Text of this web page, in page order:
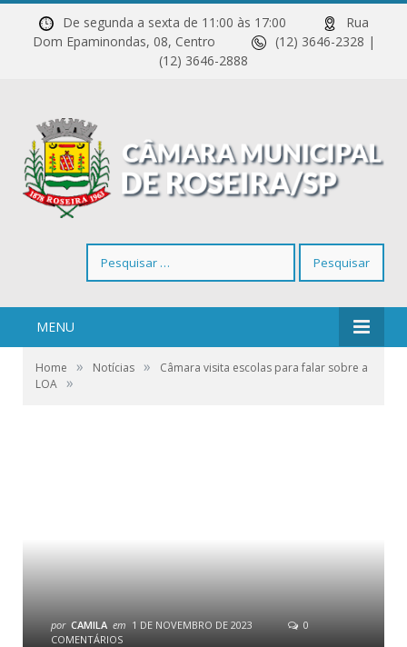
De segunda a sexta de 11:00 às 17:00
Rua
Dom Epaminondas, 08, Centro
(12) 3646-2328 |
(12) 3646-2888
por:
MENU
Home » Notícias »
Câmara visita escolas para falar sobre a
LOA »
por CAMILA em 1 DE NOVEMBRO DE 2023
0
COMENTÁRIOS